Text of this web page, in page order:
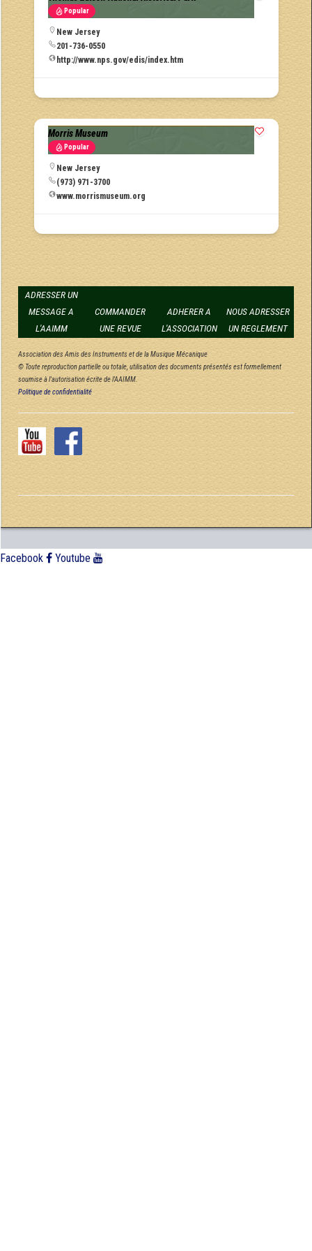
Popular
New Jersey
201-736-0550
http://www.nps.gov/edis/index.htm
Morris Museum
Popular
New Jersey
(973) 971-3700
www.morrismuseum.org
ADRESSER UN
MESSAGE A
L'AAIMM
COMMANDER
UNE REVUE
ADHERER A
L'ASSOCIATION
NOUS ADRESSER
UN REGLEMENT
Association des Amis des Instruments et de la Musique Mécanique
© Toute reproduction partielle ou totale, utilisation des documents présentés est formellement
soumise à l'autorisation écrite de l'AAIMM.
Politique de confidentialité
Facebook Youtube